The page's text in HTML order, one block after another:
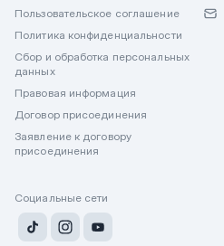
Пользовательское соглашение
Политика конфиденциальности
Сбор и обработка персональных
данных
Правовая информация
Договор присоединения
Заявление к договору
присоединения
Социальные сети